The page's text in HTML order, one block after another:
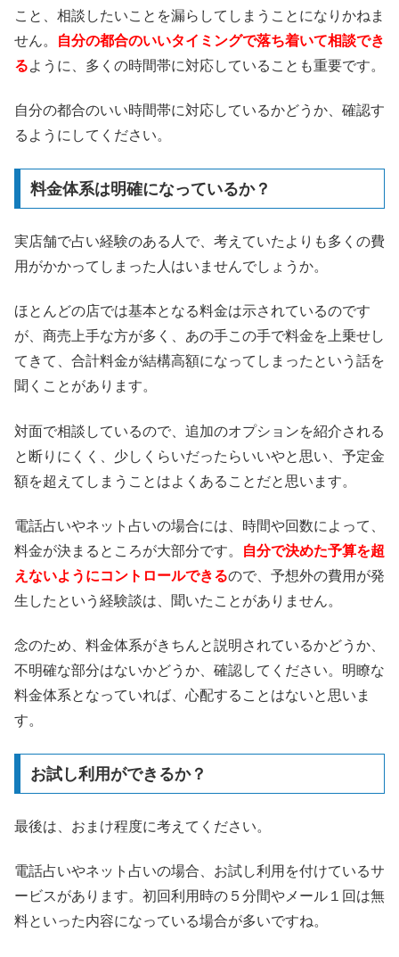
こと、相談したいことを漏らしてしまうことになりかねま
せん。
自分の都合のいいタイミングで落ち着いて相談でき
るように、多くの時間帯に対応していることも重要です。
自分の都合のいい時間帯に対応しているかどうか、確認す
るようにしてください。
料金体系は明確になっているか？
実店舗で占い経験のある人で、考えていたよりも多くの費
用がかかってしまった人はいませんでしょうか。
ほとんどの店では基本となる料金は示されているのです
が、商売上手な方が多く、あの手この手で料金を上乗せし
てきて、合計料金が結構高額になってしまったという話を
聞くことがあります。
対面で相談しているので、追加のオプションを紹介される
と断りにくく、少しくらいだったらいいやと思い、予定金
額を超えてしまうことはよくあることだと思います。
電話占いやネット占いの場合には、時間や回数によって、
料金が決まるところが大部分です。
自分で決めた予算を超
えないようにコントロールできるので、予想外の費用が発
生したという経験談は、聞いたことがありません。
念のため、料金体系がきちんと説明されているかどうか、
不明確な部分はないかどうか、確認してください。明瞭な
料金体系となっていれば、心配することはないと思いま
す。
お試し利用ができるか？
最後は、おまけ程度に考えてください。
電話占いやネット占いの場合、お試し利用を付けているサ
ービスがあります。初回利用時の５分間やメール１回は無
料といった内容になっている場合が多いですね。